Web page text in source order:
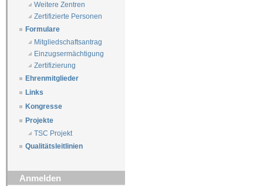
Weitere Zentren
Zertifizierte Personen
Formulare
Mitgliedschaftsantrag
Einzugsermächtigung
Zertifizierung
Ehrenmitglieder
Links
Kongresse
Projekte
TSC Projekt
Qualitätsleitlinien
Anmelden